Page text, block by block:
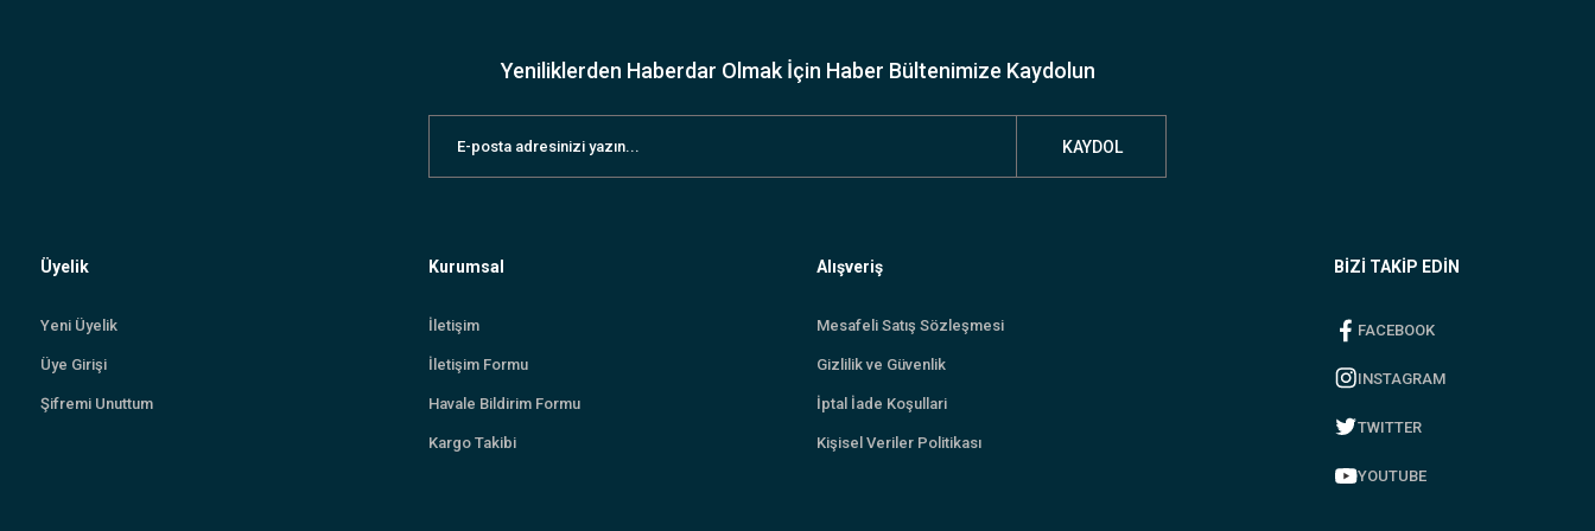
Yeniliklerden Haberdar Olmak İçin Haber Bültenimize Kaydolun
KAYDOL
Üyelik
Yeni Üyelik
Üye Girişi
Şifremi Unuttum
Kurumsal
İletişim
İletişim Formu
Havale Bildirim Formu
Kargo Takibi
Alışveriş
Mesafeli Satış Sözleşmesi
Gizlilik ve Güvenlik
İptal İade Koşullari
Kişisel Veriler Politikası
BİZİ TAKİP EDİN
FACEBOOK
INSTAGRAM
TWITTER
YOUTUBE